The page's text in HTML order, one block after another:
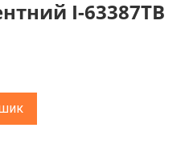
І-63387TB